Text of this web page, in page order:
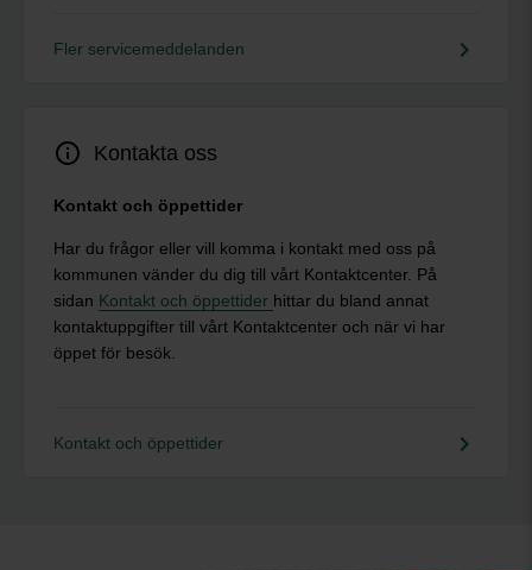
Fler servicemeddelanden keyboard_arrow_right
info_outline Kontakta oss
Kontakt och öppettider
Har du frågor eller vill komma i kontakt med oss på
kommunen vänder du dig till vårt Kontaktcenter. På
sidan Kontakt och öppettider hittar du bland annat
kontaktuppgifter till vårt Kontaktcenter och när vi har
öppet för besök.
Kontakt och öppettider keyboard_arrow_right